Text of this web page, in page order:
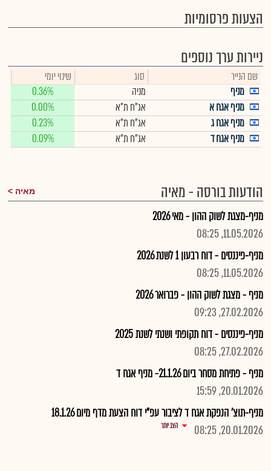
הצעות פרסומיות
ניירות ערך נוספים
שם הנייר סוג
שינוי יומי
מניף
מניה
0.36%
מניף אגח א
אג"ח ת"א
0.00%
מניף אגח ג
אג"ח ת"א
0.23%
מניף אגח ד
אג"ח ת"א 0.09%
הודעות בורסה - מאיה מאיה
מניף-מצגת לשוק ההון - מאי 2026
11.05.2026, 08:25
מניף-פיננסים - דוח רבעון 1 לשנת 2026
11.05.2026, 08:25
מניף - מצגת לשוק ההון - פברואר 2026
27.02.2026, 09:23
מניף-פיננסים - דוח תקופתי ושנתי לשנת 2025
27.02.2026, 08:25
מניף - פתיחת מסחר ביום 21.1.26- מניף אגח ד
20.01.2026, 15:59
מניף-תוצ' הנפקת אגח ד לציבור עפ"י דוח הצעת מדף מיום 18.1.26
20.01.2026, 08:25
הצג יותר